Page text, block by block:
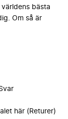
bästa
Om så är
här (Returer)